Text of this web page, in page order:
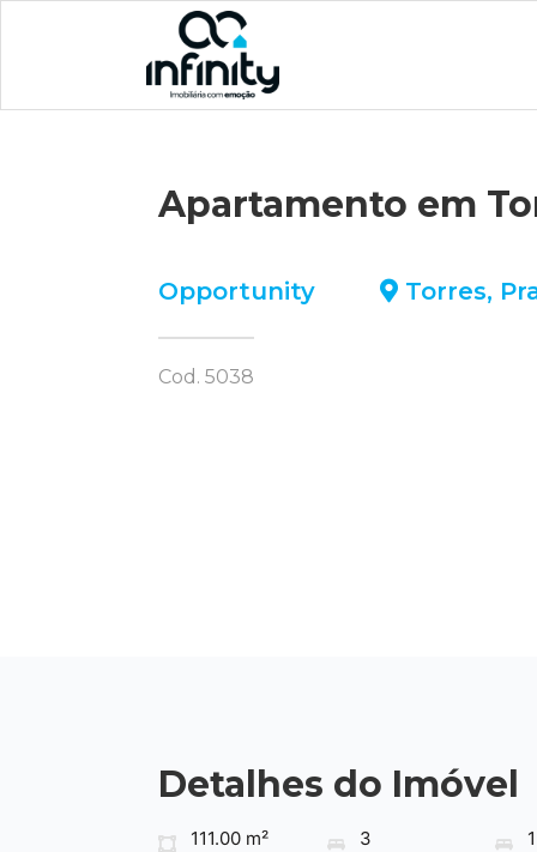
Apartamento em
Opportunity Torres,
Cod. 5038
Detalhes do Imóvel
111.00 m²
3
1